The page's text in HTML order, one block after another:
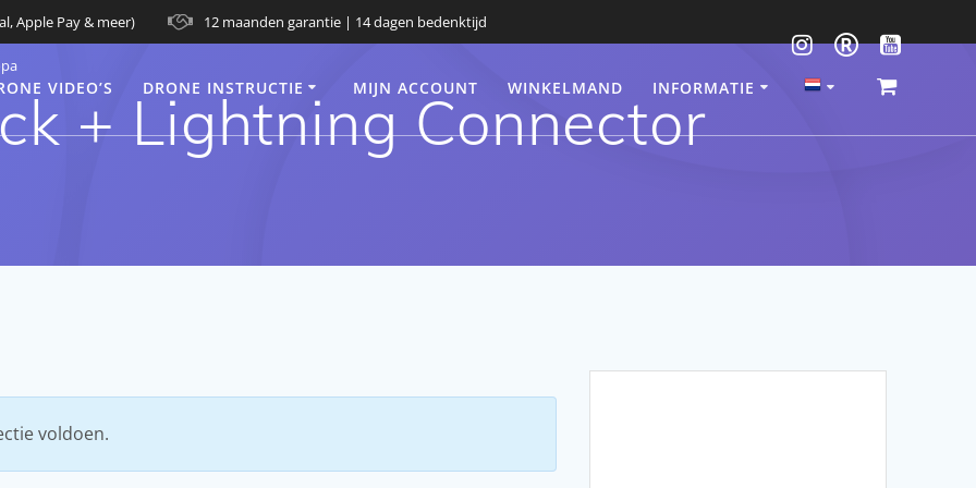
Apple Pay & meer) 12 maanden garantie | 14 dagen bedenktijd
VIDEO’S DRONE INSTRUCTIE MIJN ACCOUNT WINKELMAND INFORMATIE
+ Lightning Connector
voldoen.